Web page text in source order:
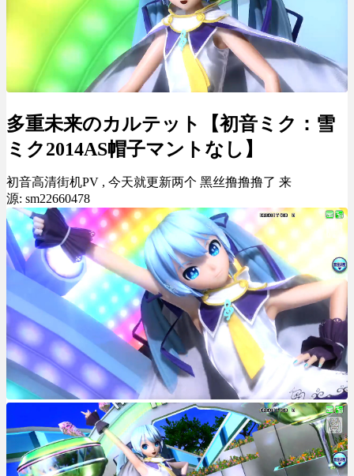
多重未来のカルテット【初音ミク：雪
ミク2014AS帽子マントなし】
初音高清街机PV , 今天就更新两个 黑丝撸撸撸了 来
源: sm22660478